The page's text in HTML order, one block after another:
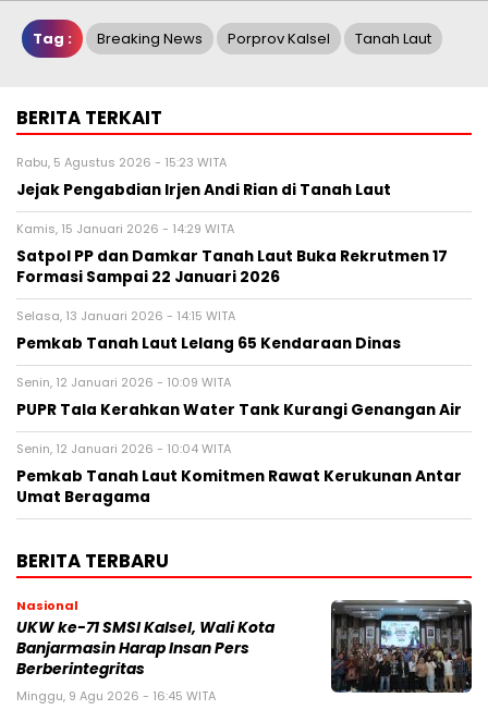
Tag : Breaking News Porprov Kalsel Tanah Laut
BERITA TERKAIT
Rabu, 5 Agustus 2026 - 15:23 WITA
Jejak Pengabdian Irjen Andi Rian di Tanah Laut
Kamis, 15 Januari 2026 - 14:29 WITA
Satpol PP dan Damkar Tanah Laut Buka Rekrutmen 17
Formasi Sampai 22 Januari 2026
Selasa, 13 Januari 2026 - 14:15 WITA
Pemkab Tanah Laut Lelang 65 Kendaraan Dinas
Senin, 12 Januari 2026 - 10:09 WITA
PUPR Tala Kerahkan Water Tank Kurangi Genangan Air
Senin, 12 Januari 2026 - 10:04 WITA
Pemkab Tanah Laut Komitmen Rawat Kerukunan Antar
Umat Beragama
BERITA TERBARU
Nasional
UKW ke-71 SMSI Kalsel, Wali Kota
Banjarmasin Harap Insan Pers
Berberintegritas
Minggu, 9 Agu 2026 - 16:45 WITA